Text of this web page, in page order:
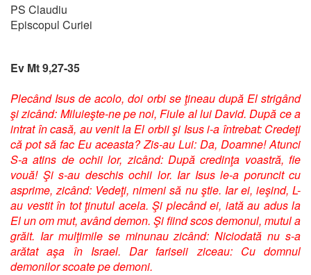
PS Claudiu
Episcopul Curiei
Ev Mt 9,27-35
Plecând Isus de acolo, doi orbi se ţineau după El strigând
şi zicând: Miluieşte-ne pe noi, Fiule al lui David. După ce a
intrat în casă, au venit la El orbii şi Isus i-a întrebat: Credeţi
că pot să fac Eu aceasta? Zis-au Lui: Da, Doamne! Atunci
S-a atins de ochii lor, zicând: După credinţa voastră, fie
vouă! Şi s-au deschis ochii lor. Iar Isus le-a poruncit cu
asprime, zicând: Vedeţi, nimeni să nu ştie. Iar ei, ieşind, L-
au vestit în tot ţinutul acela. Şi plecând ei, iată au adus la
El un om mut, având demon. Şi fiind scos demonul, mutul a
grăit. Iar mulţimile se minunau zicând: Niciodată nu s-a
arătat aşa în Israel. Dar fariseii ziceau: Cu domnul
demonilor scoate pe demoni.